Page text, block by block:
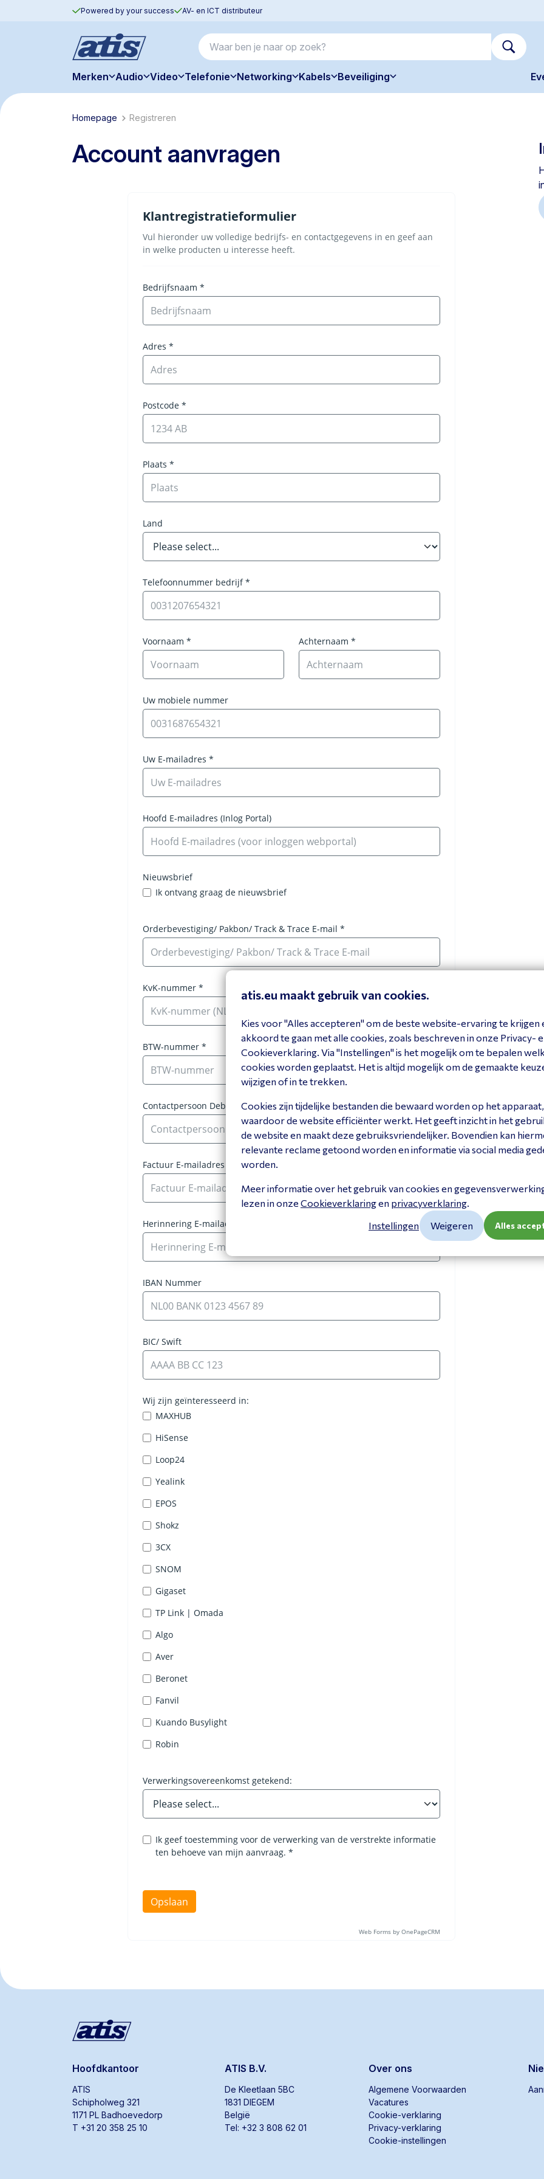
Powered by your success AV- en ICT distributeur
Merken Audio Video Telefonie Networking Kabels Beveiliging
Homepage Registreren
Account aanvragen
Hoofdkantoor
ATIS
Schipholweg 321
1171 PL Badhoevedorp
T +31 20 358 25 10
ATIS B.V.
De Kleetlaan 5BC
1831 DIEGEM
België
Tel: +32 3 808 62 01
Over ons
Algemene Voorwaarden
Vacatures
Cookie-verklaring
Privacy-verklaring
Cookie-instellingen
atis.eu maakt gebruik van cookies.
Kies voor "Alles accepteren" om de beste website-ervaring te krijgen
akkoord te gaan met alle cookies, zoals beschreven in onze Privacy-
Cookieverklaring. Via "Instellingen" is het mogelijk om te bepalen
cookies worden geplaatst. Het is altijd mogelijk om de gemaakte
wijzigen of in te trekken.
Cookies zijn tijdelijke bestanden die bewaard worden op het apparaat,
waardoor de website efficiënter werkt. Het geeft inzicht in het
de website en maakt deze gebruiksvriendelijker. Bovendien kan
relevante reclame getoond worden en informatie via social media
worden.
Meer informatie over het gebruik van cookies en
lezen in onze Cookieverklaringen privacyverklaring
Instellingen
Weigeren Alles